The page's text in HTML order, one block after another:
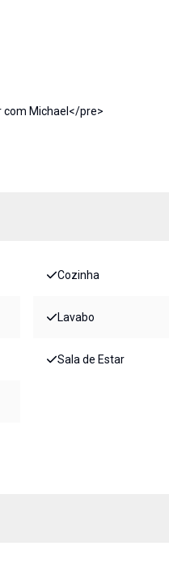
com Michael</pre>
Cozinha
Lavabo
Sala de Estar